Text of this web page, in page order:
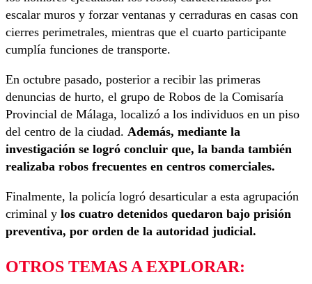
escalar muros y forzar ventanas y cerraduras en casas con
cierres perimetrales, mientras que el cuarto participante
cumplía funciones de transporte.
En octubre pasado, posterior a recibir las primeras
denuncias de hurto, el grupo de Robos de la Comisaría
Provincial de Málaga, localizó a los individuos en un piso
del centro de la ciudad. Además, mediante la
investigación se logró concluir que, la banda también
realizaba robos frecuentes en centros comerciales.
Finalmente, la policía logró desarticular a esta agrupación
criminal y los cuatro detenidos quedaron bajo prisión
preventiva, por orden de la autoridad judicial.
OTROS TEMAS A EXPLORAR: